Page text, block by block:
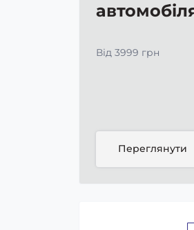
Від 3999 грн
Переглянути